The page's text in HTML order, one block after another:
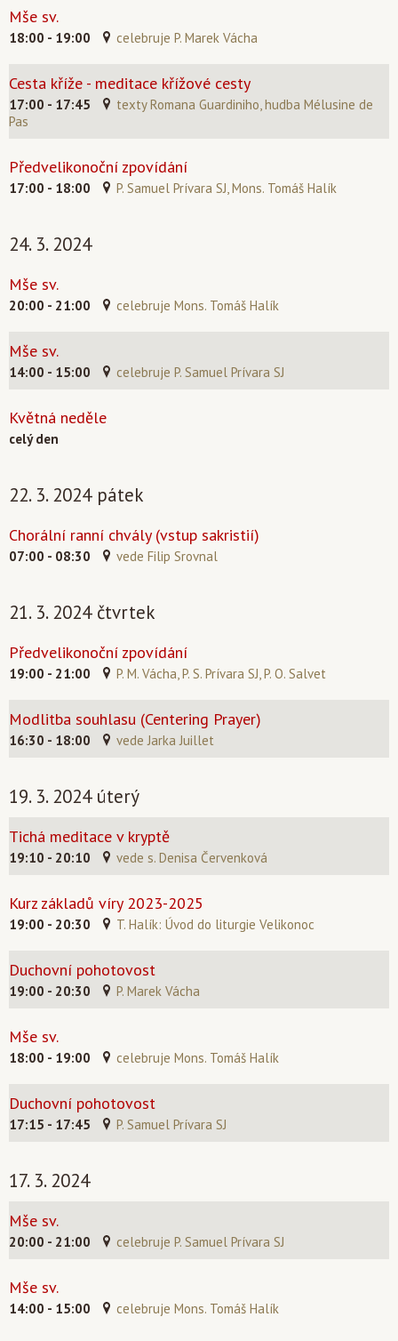
Mše sv.
18:00 - 19:00 celebruje P. Marek Vácha
Cesta kříže - meditace křížové cesty
17:00 - 17:45
texty Romana Guardiniho, hudba Mélusine de
Pas
Předvelikonoční zpovídání
17:00 - 18:00 P. Samuel Prívara SJ, Mons. Tomáš Halík
24. 3. 2024
Mše sv.
20:00 - 21:00 celebruje Mons. Tomáš Halík
Mše sv.
14:00 - 15:00 celebruje P. Samuel Prívara SJ
Květná neděle
celý den
22. 3. 2024 pátek
Chorální ranní chvály (vstup sakristií)
07:00 - 08:30 vede Filip Srovnal
21. 3. 2024 čtvrtek
Předvelikonoční zpovídání
19:00 - 21:00 P. M. Vácha, P. S. Prívara SJ, P. O. Salvet
Modlitba souhlasu (Centering Prayer)
16:30 - 18:00 vede Jarka Juillet
19. 3. 2024 úterý
Tichá meditace v kryptě
19:10 - 20:10 vede s. Denisa Červenková
Kurz základů víry 2023-2025
19:00 - 20:30 T. Halík: Úvod do liturgie Velikonoc
Duchovní pohotovost
19:00 - 20:30 P. Marek Vácha
Mše sv.
18:00 - 19:00 celebruje Mons. Tomáš Halík
Duchovní pohotovost
17:15 - 17:45 P. Samuel Prívara SJ
17. 3. 2024
Mše sv.
20:00 - 21:00 celebruje P. Samuel Prívara SJ
Mše sv.
14:00 - 15:00 celebruje Mons. Tomáš Halík